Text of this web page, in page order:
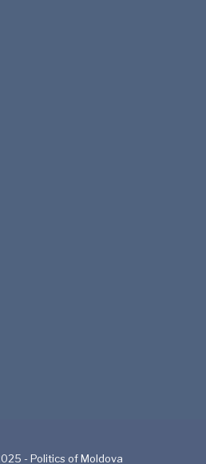
- Politics of Moldova